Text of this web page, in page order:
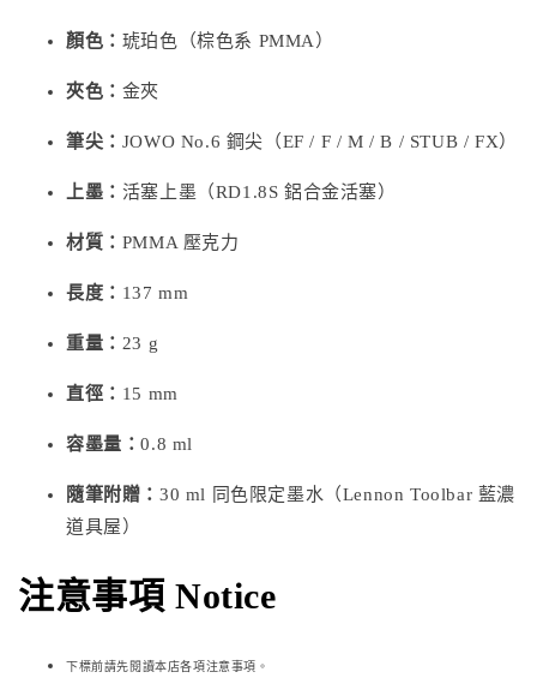
顏色： 琥珀色（棕色系 PMMA）
夾色： 金夾
筆尖： JOWO No.6 鋼尖（EF / F / M / B / STUB / FX）
上墨： 活塞上墨（RD1.8S 鋁合金活塞）
材質： PMMA 壓克力
長度： 137 mm
重量： 23 g
直徑： 15 mm
容墨量：0.8 ml
隨筆附贈： 30 ml 同色限定墨水（Lennon Toolbar 藍濃
道具屋）
注意事項 Notice
下標前請先閱讀本店各項注意事項。